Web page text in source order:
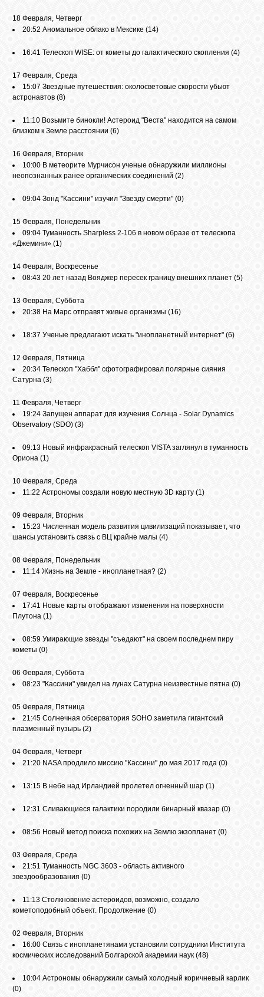
18 Февраля, Четверг
20:52 Аномальное облако в Мексике (14)
16:41 Телескоп WISE: от кометы до галактического скопления (4)
17 Февраля, Среда
15:07 Звездные путешествия: околосветовые скорости убьют
астронавтов (8)
11:10 Возьмите бинокли! Астероид "Веста" находится на самом
близком к Земле расстоянии (6)
16 Февраля, Вторник
10:00 В метеорите Мурчисон ученые обнаружили миллионы
неопознанных ранее органических соединений (2)
09:04 Зонд "Кассини" изучил "Звезду смерти" (0)
15 Февраля, Понедельник
09:04 Туманность Sharpless 2-106 в новом образе от телескопа
«Джемини» (1)
14 Февраля, Воскресенье
08:43 20 лет назад Вояджер пересек границу внешних планет (5)
13 Февраля, Суббота
20:38 На Марс отправят живые организмы (16)
18:37 Ученые предлагают искать "инопланетный интернет" (6)
12 Февраля, Пятница
20:34 Телескоп "Хаббл" сфотографировал полярные сияния
Сатурна (3)
11 Февраля, Четверг
19:24 Запущен аппарат для изучения Солнца - Solar Dynamics
Observatory (SDO) (3)
09:13 Новый инфракрасный телескоп VISTA заглянул в туманность
Ориона (1)
10 Февраля, Среда
11:22 Астрономы создали новую местную 3D карту (1)
09 Февраля, Вторник
15:23 Численная модель развития цивилизаций показывает, что
шансы установить связь с ВЦ крайне малы (4)
08 Февраля, Понедельник
11:14 Жизнь на Земле - инопланетная? (2)
07 Февраля, Воскресенье
17:41 Новые карты отображают изменения на поверхности
Плутона (1)
08:59 Умирающие звезды "съедают" на своем последнем пиру
кометы (0)
06 Февраля, Суббота
08:23 "Кассини" увидел на лунах Сатурна неизвестные пятна (0)
05 Февраля, Пятница
21:45 Солнечная обсерватория SOHO заметила гигантский
плазменный пузырь (2)
04 Февраля, Четверг
21:20 NASA продлило миссию "Кассини" до мая 2017 года (0)
13:15 В небе над Ирландией пролетел огненный шар (1)
12:31 Сливающиеся галактики породили бинарный квазар (0)
08:56 Новый метод поиска похожих на Землю экзопланет (0)
03 Февраля, Среда
21:51 Туманность NGC 3603 - область активного
звездообразования (0)
11:13 Столкновение астероидов, возможно, создало
кометоподобный объект. Продолжение (0)
02 Февраля, Вторник
16:00 Связь с инопланетянами установили сотрудники Института
космических исследований Болгарской академии наук (48)
10:04 Астрономы обнаружили самый холодный коричневый карлик
(0)